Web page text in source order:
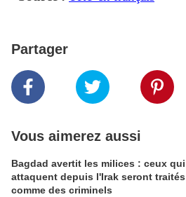
Partager
Vous aimerez aussi
Bagdad avertit les milices : ceux qui
attaquent depuis l'Irak seront traités
comme des criminels